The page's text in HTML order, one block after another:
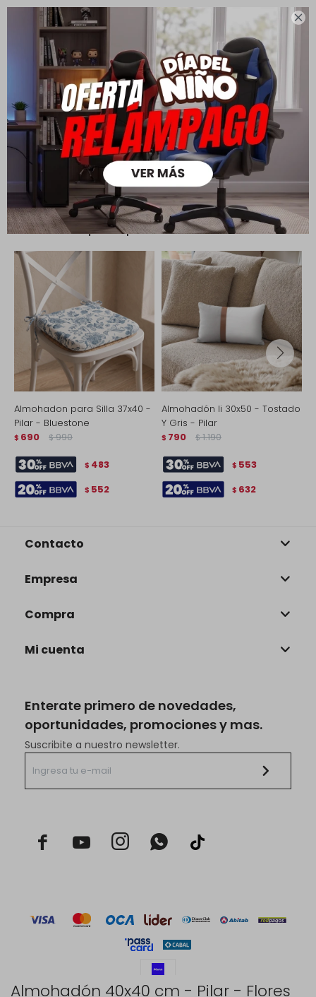

Almohadón 40x40 cm - Pilar - Flores
Cambios y Devoluciones
Todas las compras realizadas tienen un plazo de 5 días para
Ver mas
Medios de pago
Productos que te pueden interesar
Almohadon para Silla 37x40 -
Pilar - Bluestone
$ 690 $ 990
$ 483
$ 552
Almohadón Ii 30x50 - Tostado
Y Gris - Pilar
$ 790 $ 1.190
$ 553
$ 632
Enterate primero de novedades,
oportunidades, promociones y mas.
Suscribite a nuestro newsletter.
  
Contacto
Empresa
Compra
Mi cuenta